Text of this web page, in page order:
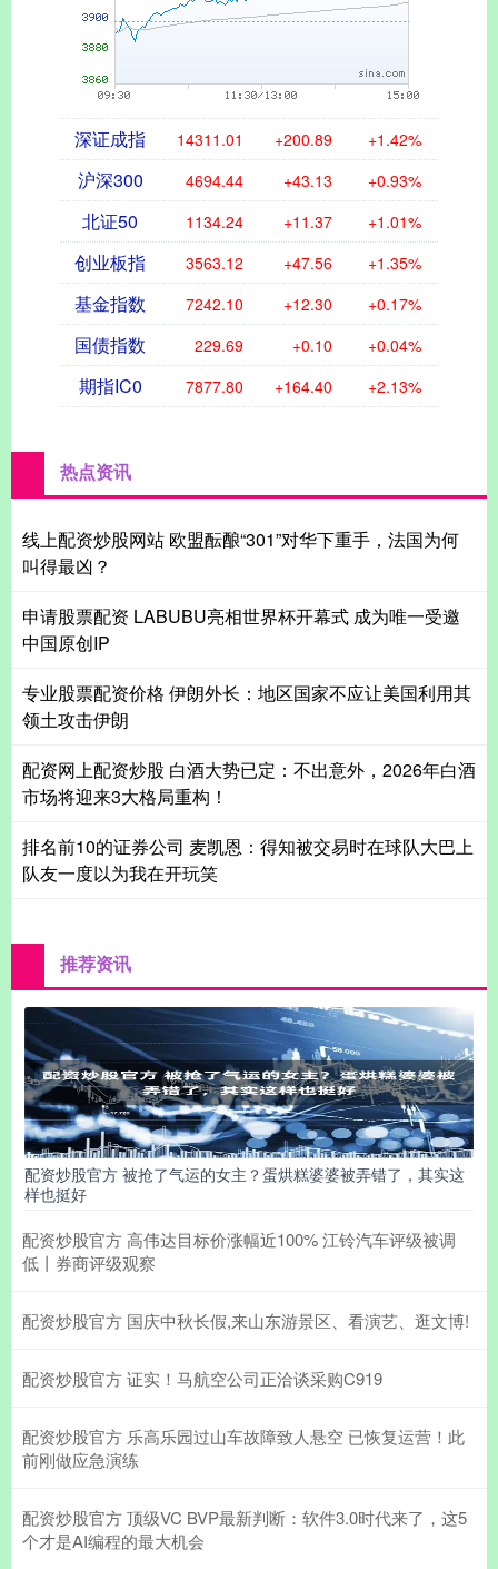
深证成指 14311.01 +200.89 +1.42%
沪深300 4694.44 +43.13 +0.93%
北证50 1134.24 +11.37 +1.01%
创业板指 3563.12 +47.56 +1.35%
基金指数 7242.10 +12.30 +0.17%
国债指数 229.69 +0.10 +0.04%
期指IC0 7877.80 +164.40 +2.13%
热点资讯
线上配资炒股网站 欧盟酝酿“301”对华下重手，法国为何
叫得最凶？
申请股票配资 LABUBU亮相世界杯开幕式 成为唯一受邀
中国原创IP
专业股票配资价格 伊朗外长：地区国家不应让美国利用其
领土攻击伊朗
配资网上配资炒股 白酒大势已定：不出意外，2026年白酒
市场将迎来3大格局重构！
排名前10的证券公司 麦凯恩：得知被交易时在球队大巴上
队友一度以为我在开玩笑
推荐资讯
配资炒股官方 被抢了气运的女主？蛋烘糕婆婆被弄错了，其实这
样也挺好
配资炒股官方 高伟达目标价涨幅近100% 江铃汽车评级被调
低丨券商评级观察
配资炒股官方 国庆中秋长假,来山东游景区、看演艺、逛文博!
配资炒股官方 证实！马航空公司正洽谈采购C919
配资炒股官方 乐高乐园过山车故障致人悬空 已恢复运营！此
前刚做应急演练
配资炒股官方 顶级VC BVP最新判断：软件3.0时代来了，这5
个才是AI编程的最大机会